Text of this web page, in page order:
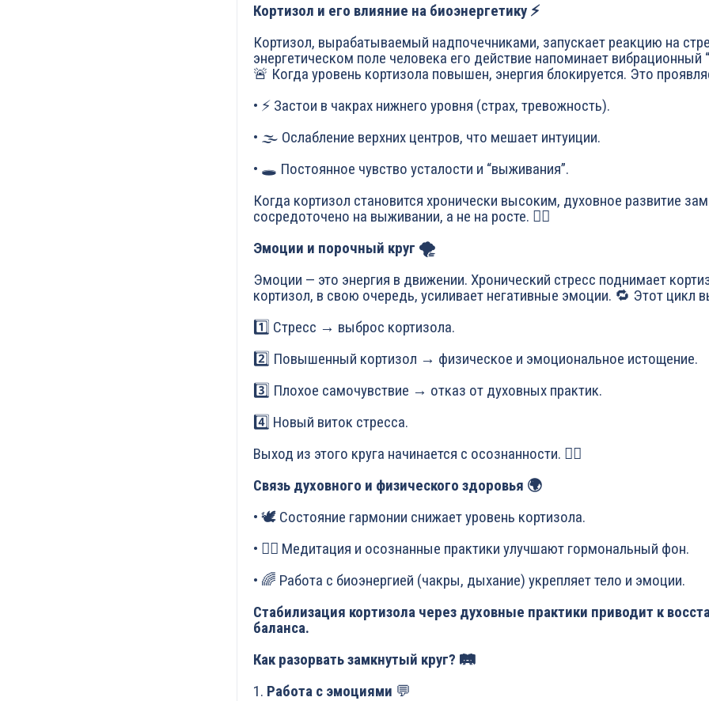
Кортизол и его влияние на биоэнергетику ⚡
Кортизол, вырабатываемый надпочечниками, запускает реакцию на
энергетическом поле человека его действие напоминает вибрационный
🚨 Когда уровень кортизола повышен, энергия блокируется. Это
• ⚡ Застои в чакрах нижнего уровня (страх, тревожность).
• 🌫️ Ослабление верхних центров, что мешает интуиции.
• 🕳️ Постоянное чувство усталости и “выживания”.
Когда кортизол становится хронически высоким, духовное развитие
сосредоточено на выживании, а не на росте. 🙅‍♀️
Эмоции и порочный круг 🌪️
Эмоции — это энергия в движении. Хронический стресс поднимает
кортизол, в свою очередь, усиливает негативные эмоции. 🔁 Этот цикл
1️⃣ Стресс → выброс кортизола.
2️⃣ Повышенный кортизол → физическое и эмоциональное истощение.
3️⃣ Плохое самочувствие → отказ от духовных практик.
4️⃣ Новый виток стресса.
Выход из этого круга начинается с осознанности. 🧘‍♂️
Связь духовного и физического здоровья 🌍
• 🕊️ Состояние гармонии снижает уровень кортизола.
• 🧘‍♀️ Медитация и осознанные практики улучшают гормональный фон.
• 🌈 Работа с биоэнергией (чакры, дыхание) укрепляет тело и эмоции.
Стабилизация кортизола через духовные практики приводит к
баланса.
Как разорвать замкнутый круг? 🛤️
1. Работа с эмоциями 💬